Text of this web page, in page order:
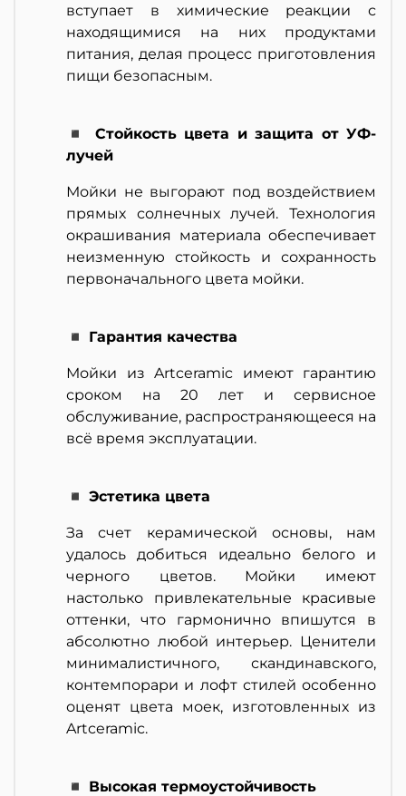
вступает в химические реакции с
находящимися на них продуктами
питания, делая процесс приготовления
пищи безопасным.
◾ Стойкость цвета и защита от УФ-
лучей
Мойки не выгорают под воздействием
прямых солнечных лучей. Технология
окрашивания материала обеспечивает
неизменную стойкость и сохранность
первоначального цвета мойки.
◾ Гарантия качества
Мойки из Artceramic имеют гарантию
сроком на 20 лет и сервисное
обслуживание, распространяющееся на
всё время эксплуатации.
◾ Эстетика цвета
За счет керамической основы, нам
удалось добиться идеально белого и
черного цветов. Мойки имеют
настолько привлекательные красивые
оттенки, что гармонично впишутся в
абсолютно любой интерьер. Ценители
минималистичного, скандинавского,
контемпорари и лофт стилей особенно
оценят цвета моек, изготовленных из
Artceramic.
◾ Высокая термоустойчивость